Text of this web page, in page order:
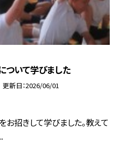
ついて学びました
更新日 2026/06/01
招きして学びました。教えて